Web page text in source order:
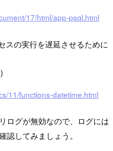
17/html/app-psql.html
スの実行を遅延させるために
11/functions-datetime.html
ログが無効なので、ログには
認してみましょう。